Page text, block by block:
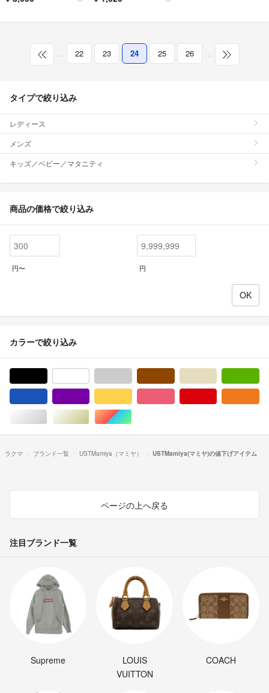
… 22 23 24 25 26 …
タイプで絞り込み
レディース
メンズ
キッズ／ベビー／マタニティ
商品の価格で絞り込み
円〜 円
カラーで絞り込み
シルバー/銀色系ゴールド/金色系マルチカラー
ラクマ ブランド一覧 USTMamiya（マミヤ） USTMamiya(マミヤ)の値下げアイテム
ページの上へ戻る
注目ブランド一覧
Supreme
LOUIS
VUITTON
COACH